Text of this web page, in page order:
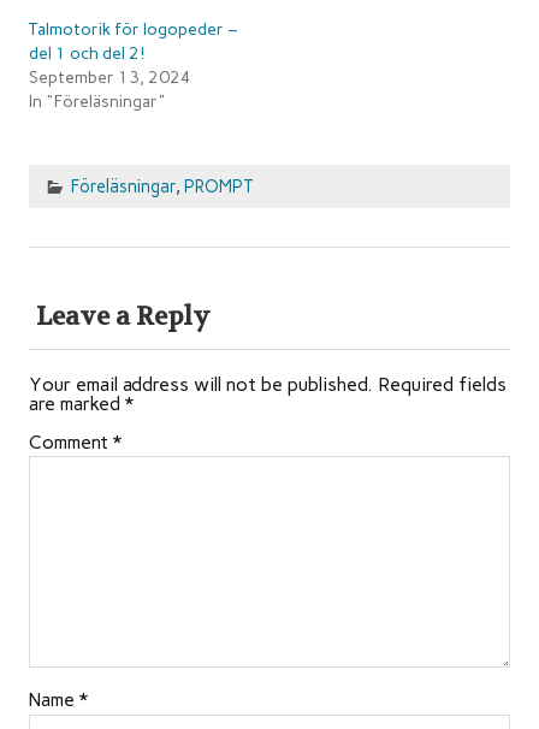
Talmotorik för logopeder –
del 1 och del 2!
September 13, 2024
In "Föreläsningar"
Föreläsningar, PROMPT
Leave a Reply
Your email address will not be published. Required fields
are marked *
Comment *
Name *